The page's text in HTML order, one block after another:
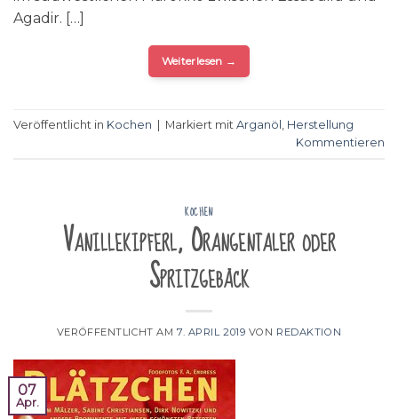
Agadir. […]
Weiterlesen →
Veröffentlicht in Kochen | Markiert mit Arganöl Herstellung
Kommentieren
KOCHEN
Vanillekipferl, Orangentaler oder
Spritzgebäck
VERÖFFENTLICHT AM 7. APRIL 2019 VON REDAKTION
07
Apr.